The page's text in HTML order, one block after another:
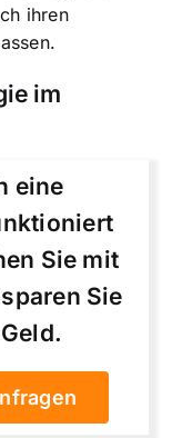
ihren
im
eine
Sie mit
Sie